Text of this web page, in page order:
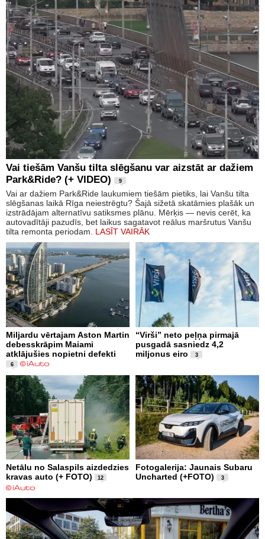
Vai tiešām Vanšu tilta slēgšanu var aizstāt ar dažiem
Park&Ride? (+ VIDEO)
9
Vai ar dažiem Park&Ride laukumiem tiešām pietiks, lai Vanšu tilta
slēgšanas laikā Rīga neiestrēgtu? Šajā sižetā skatāmies plašāk un
izstrādājam alternatīvu satiksmes plānu. Mērķis — nevis cerēt, ka
autovadītāji pazudīs, bet laikus sagatavot reālus maršrutus Vanšu
tilta remonta periodam. LASĪT VAIRĀK
Miljardu vērtajam Aston Martin
debesskrāpim Maiami
atklājušies nopietni defekti
6
“Virši” neto peļņa pirmajā
pusgadā sasniedz 4,2
miljonus eiro
3
Netālu no Salaspils aizdedzies
kravas auto (+ FOTO)
12
Fotogalerija: Jaunais Subaru
Uncharted (+FOTO)
3